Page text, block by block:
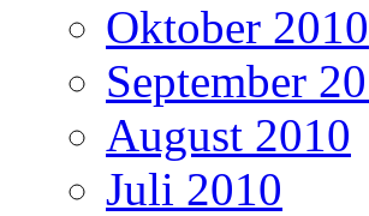
Oktober 2010
September
August 2010
Juli 2010